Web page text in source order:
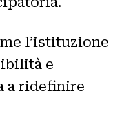
l’istituzione
e
a ridefinire